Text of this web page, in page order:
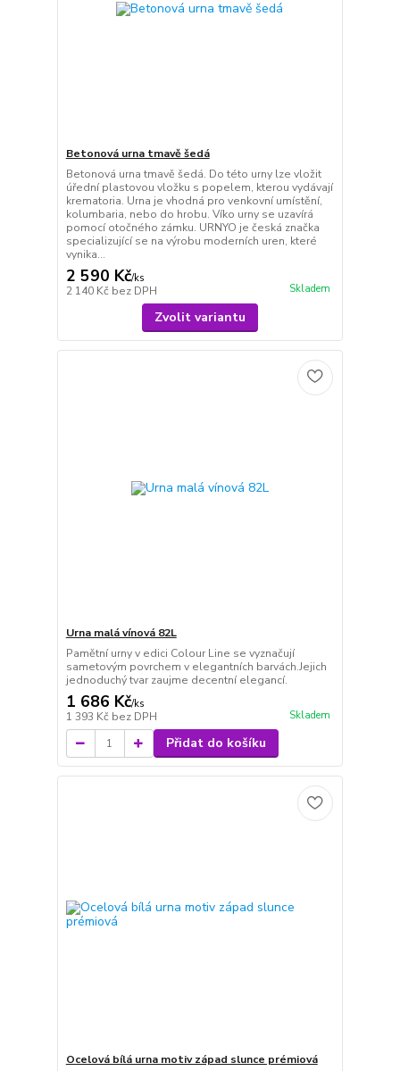
Betonová urna tmavě šedá
Betonová urna tmavě šedá. Do této urny lze vložit
úřední plastovou vložku s popelem, kterou vydávají
krematoria. Urna je vhodná pro venkovní umístění,
kolumbaria, nebo do hrobu. Víko urny se uzavírá
pomocí otočného zámku. URNYO je česká značka
specializující se na výrobu moderních uren, které
vynika...
2 590 Kč/ks
2 140 Kč bez DPH Skladem
Zvolit variantu
Urna malá vínová 82L
Pamětní urny v edici Colour Line se vyznačují
sametovým povrchem v elegantních barvách.Jejich
jednoduchý tvar zaujme decentní elegancí.
1 686 Kč/ks
1 393 Kč bez DPH Skladem
Přidat do košíku
Ocelová bílá urna motiv západ slunce prémiová